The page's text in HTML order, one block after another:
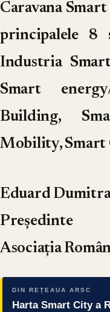
Caravana
principalele 8
Industria
Smart
Building,
Mobility, Smart
Eduard
Președinte
Asociația
DIN REȚEAUA ARSC
Harta Smart City a